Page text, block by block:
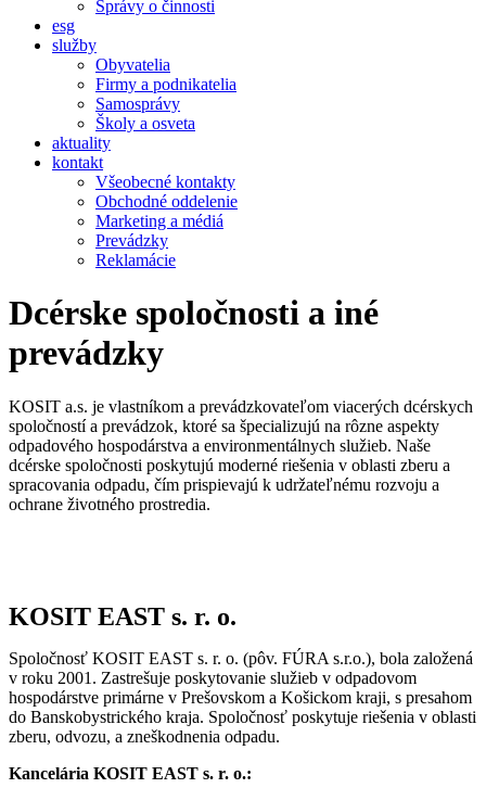
Správy o činnosti
esg
služby
Obyvatelia
Firmy a podnikatelia
Samosprávy
Školy a osveta
aktuality
kontakt
Všeobecné kontakty
Obchodné oddelenie
Marketing a médiá
Prevádzky
Reklamácie
Dcérske spoločnosti a iné
prevádzky
KOSIT a.s. je vlastníkom a prevádzkovateľom viacerých dcérskych
spoločností a prevádzok, ktoré sa špecializujú na rôzne aspekty
odpadového hospodárstva a environmentálnych služieb. Naše
dcérske spoločnosti poskytujú moderné riešenia v oblasti zberu a
spracovania odpadu, čím prispievajú k udržateľnému rozvoju a
ochrane životného prostredia.
KOSIT EAST s. r. o.
Spoločnosť KOSIT EAST s. r. o. (pôv. FÚRA s.r.o.), bola založená
v roku 2001. Zastrešuje poskytovanie služieb v odpadovom
hospodárstve primárne v Prešovskom a Košickom kraji, s presahom
do Banskobystrického kraja. Spoločnosť poskytuje riešenia v oblasti
zberu, odvozu, a zneškodnenia odpadu.
Kancelária KOSIT EAST s. r. o.: